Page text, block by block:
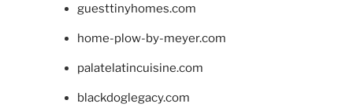
guesttinyhomes.com
home-plow-by-meyer.com
palatelatincuisine.com
blackdoglegacy.com